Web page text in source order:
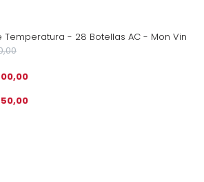
Temperatura - 28 Botellas AC - Mon Vin